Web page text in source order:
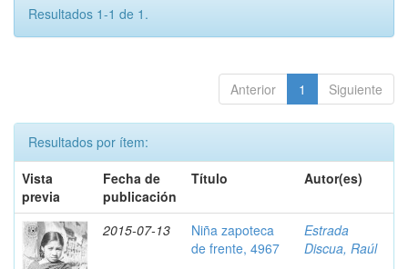
Resultados 1-1 de 1.
Anterior 1 Siguiente
Resultados por ítem:
Vista
previa
Fecha de
publicación
Título Autor(es)
2015-07-13
Niña zapoteca
de frente, 4967
Estrada
Discua, Raúl